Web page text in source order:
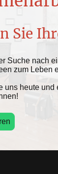
Sie
Suche nach
zum Leben
uns heute und